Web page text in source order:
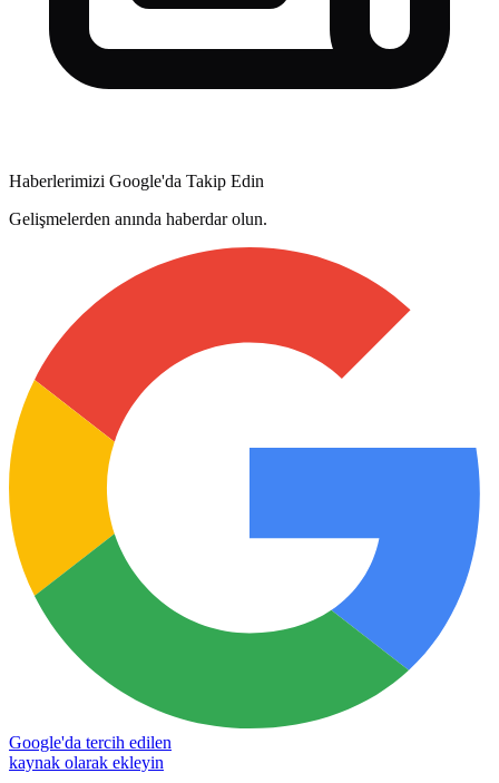
Haberlerimizi Google'da Takip Edin
Gelişmelerden anında haberdar olun.
Google'da tercih edilen
kaynak olarak ekleyin